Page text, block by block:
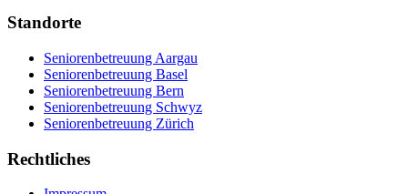
Standorte
Seniorenbetreuung Aargau
Seniorenbetreuung Basel
Seniorenbetreuung Bern
Seniorenbetreuung Schwyz
Seniorenbetreuung Zürich
Rechtliches